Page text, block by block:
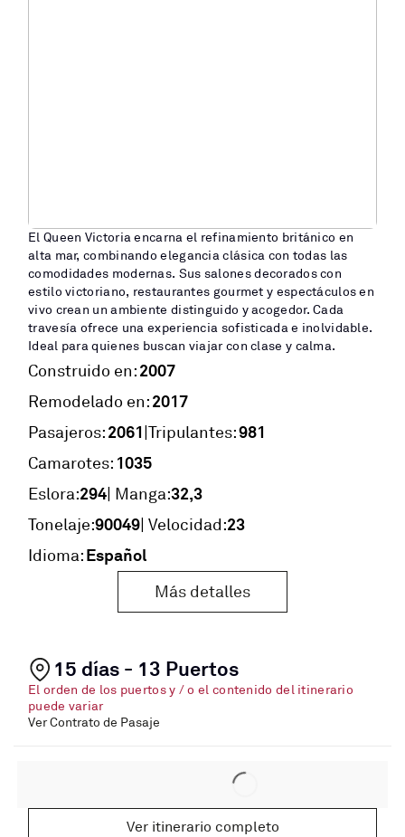
El Queen Victoria encarna el refinamiento británico en
alta mar, combinando elegancia clásica con todas las
comodidades modernas. Sus salones decorados con
estilo victoriano, restaurantes gourmet y espectáculos en
vivo crean un ambiente distinguido y acogedor. Cada
travesía ofrece una experiencia sofisticada e inolvidable.
Ideal para quienes buscan viajar con clase y calma.
Construido en:2007
Remodelado en:2017
Pasajeros:2061|Tripulantes:981
Camarotes: 1035
Eslora:294| Manga:32,3
Tonelaje:90049| Velocidad:23
Idioma:Español
Más detalles
15 días - 13 Puertos
El orden de los puertos y / o el contenido del itinerario
puede variar
Ver Contrato de Pasaje
Ver itinerario completo